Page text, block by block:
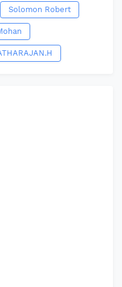
Solomon Robert